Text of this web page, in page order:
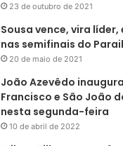
23 de outubro de 2021
Sousa vence, vira
nas semifinais do
20 de maio de 2021
João Azevêdo
Francisco e São João
nesta segunda-feira
10 de abril de 2022